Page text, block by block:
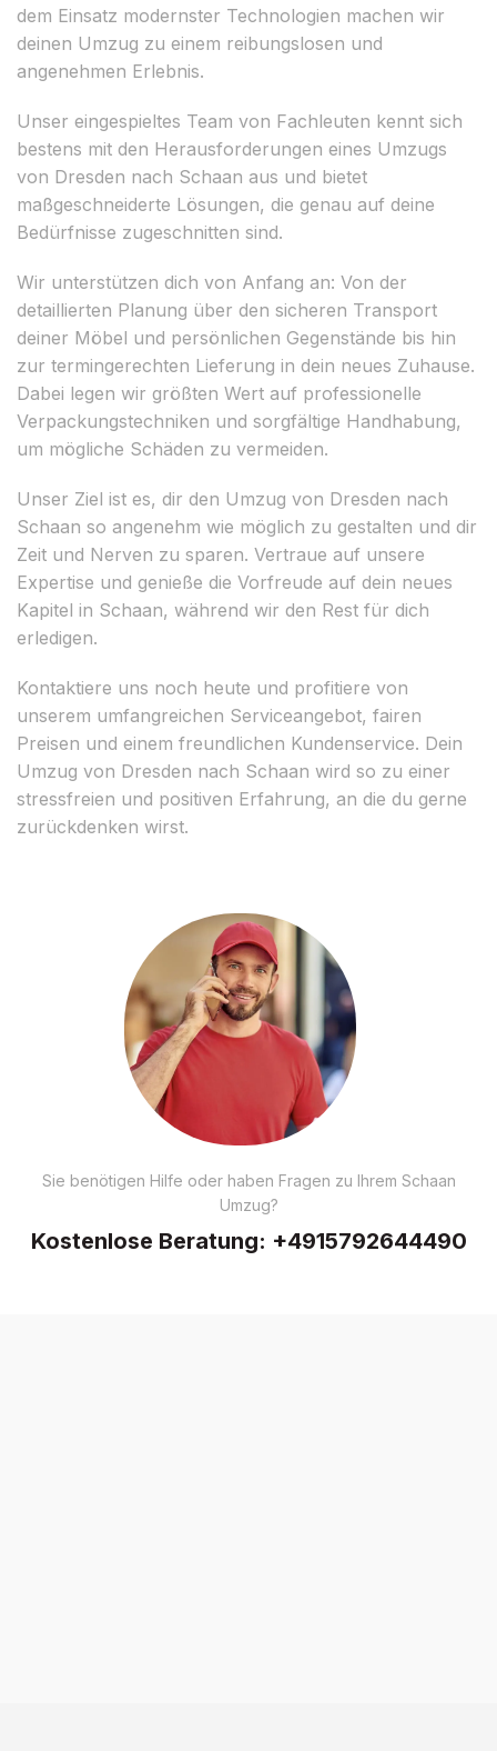
dem Einsatz modernster Technologien machen wir
deinen Umzug zu einem reibungslosen und
angenehmen Erlebnis.
Unser eingespieltes Team von Fachleuten kennt sich
bestens mit den Herausforderungen eines Umzugs
von Dresden nach Schaan aus und bietet
maßgeschneiderte Lösungen, die genau auf deine
Bedürfnisse zugeschnitten sind.
Wir unterstützen dich von Anfang an: Von der
detaillierten Planung über den sicheren Transport
deiner Möbel und persönlichen Gegenstände bis hin
zur termingerechten Lieferung in dein neues Zuhause.
Dabei legen wir größten Wert auf professionelle
Verpackungstechniken und sorgfältige Handhabung,
um mögliche Schäden zu vermeiden.
Unser Ziel ist es, dir den Umzug von Dresden nach
Schaan so angenehm wie möglich zu gestalten und dir
Zeit und Nerven zu sparen. Vertraue auf unsere
Expertise und genieße die Vorfreude auf dein neues
Kapitel in Schaan, während wir den Rest für dich
erledigen.
Kontaktiere uns noch heute und profitiere von
unserem umfangreichen Serviceangebot, fairen
Preisen und einem freundlichen Kundenservice. Dein
Umzug von Dresden nach Schaan wird so zu einer
stressfreien und positiven Erfahrung, an die du gerne
zurückdenken wirst.
Sie benötigen Hilfe oder haben Fragen zu Ihrem Schaan
Umzug?
Kostenlose Beratung: +4915792644490